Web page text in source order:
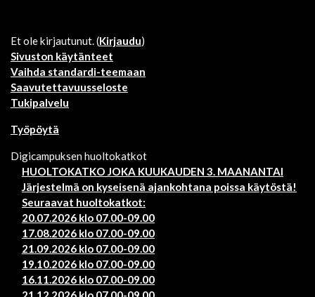
Et ole kirjautunut. (Kirjaudu)
Sivuston käytänteet
Vaihda standardi-teemaan
Saavutettavuusseloste
Tukipalvelu
Työpöytä
Digicampuksen huoltokatkot
HUOLTOKATKO JOKA KUUKAUDEN 3. MAANANTAI
Järjestelmä on kyseisenä ajankohtana poissa käytöstä!
Seuraavat huoltokatkot:
20.07.2026 klo 07.00-09.00
17.08.2026 klo 07.00-09.00
21.09.2026 klo 07.00-09.00
19.10.2026 klo 07.00-09.00
16.11.2026 klo 07.00-09.00